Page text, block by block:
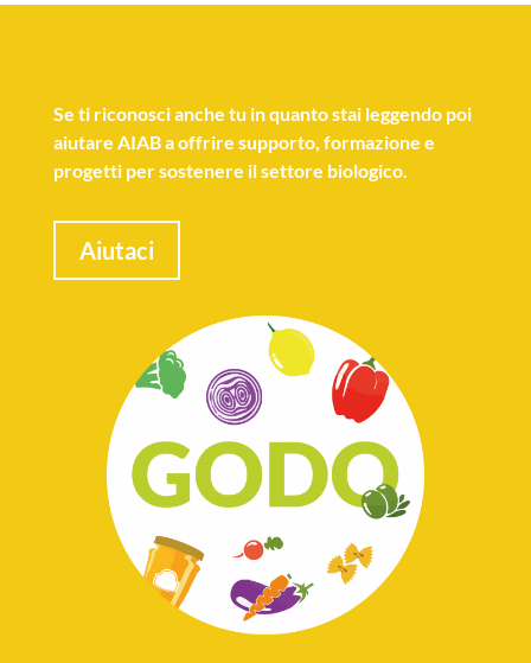
Se ti riconosci anche tu in quanto stai leggendo poi
aiutare AIAB a offrire supporto, formazione e
progetti per sostenere il settore biologico.
Aiutaci